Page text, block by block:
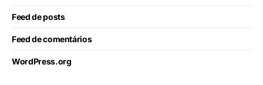
Feed de posts
Feed de comentários
WordPress.org